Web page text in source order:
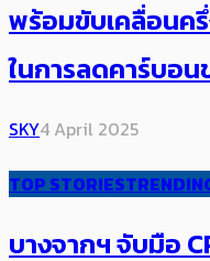
พร้อมขับเคลื่อนค
ในการลดคาร์บอ
SKY4 April 2025
TOP STORIES
บางจากฯ จับมือ